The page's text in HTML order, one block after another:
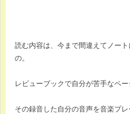
読む内容は、今まで間違えてノー
の。
レビューブックで自分が苦手なペー
その録音した自分の音声を音楽プ